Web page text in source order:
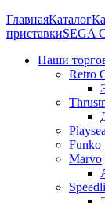
ГлавнаяКаталог
приставкиSEGA
Наши
Retro
Funko
Marvo